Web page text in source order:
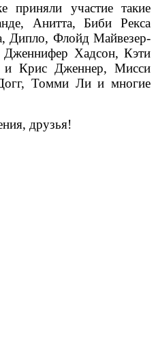
приняли участие такие
Анитта, Биби Рекса
Дипло, Флойд Майвезер-
Хадсон, Кэти
Крис Дженнер, Мисси
Томми Ли и многие
друзья!